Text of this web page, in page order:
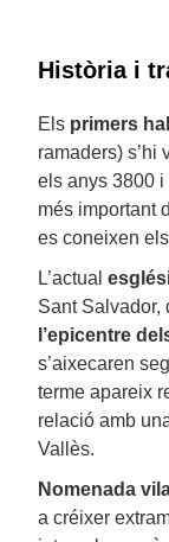
Història i
Els primers
ramaders) s’hi
els anys 3800 i
més important
es coneixen
L’actual
Sant Salvador,
l’epicentre
s’aixecaren
terme apareix
relació amb
Vallès.
Nomenada
a créixer